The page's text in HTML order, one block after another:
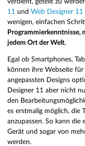
11 und Web Designer 11
wenigen, einfachen
Programmierkenntnisse,
jedem Ort der Welt.
Egal ob Smartphones,
können ihre Webseite
angepassten Designs
Designer 11 aber nicht
den
es erstmalig möglich, die
anzupassen. So kann die
Gerät und sogar von
werden.